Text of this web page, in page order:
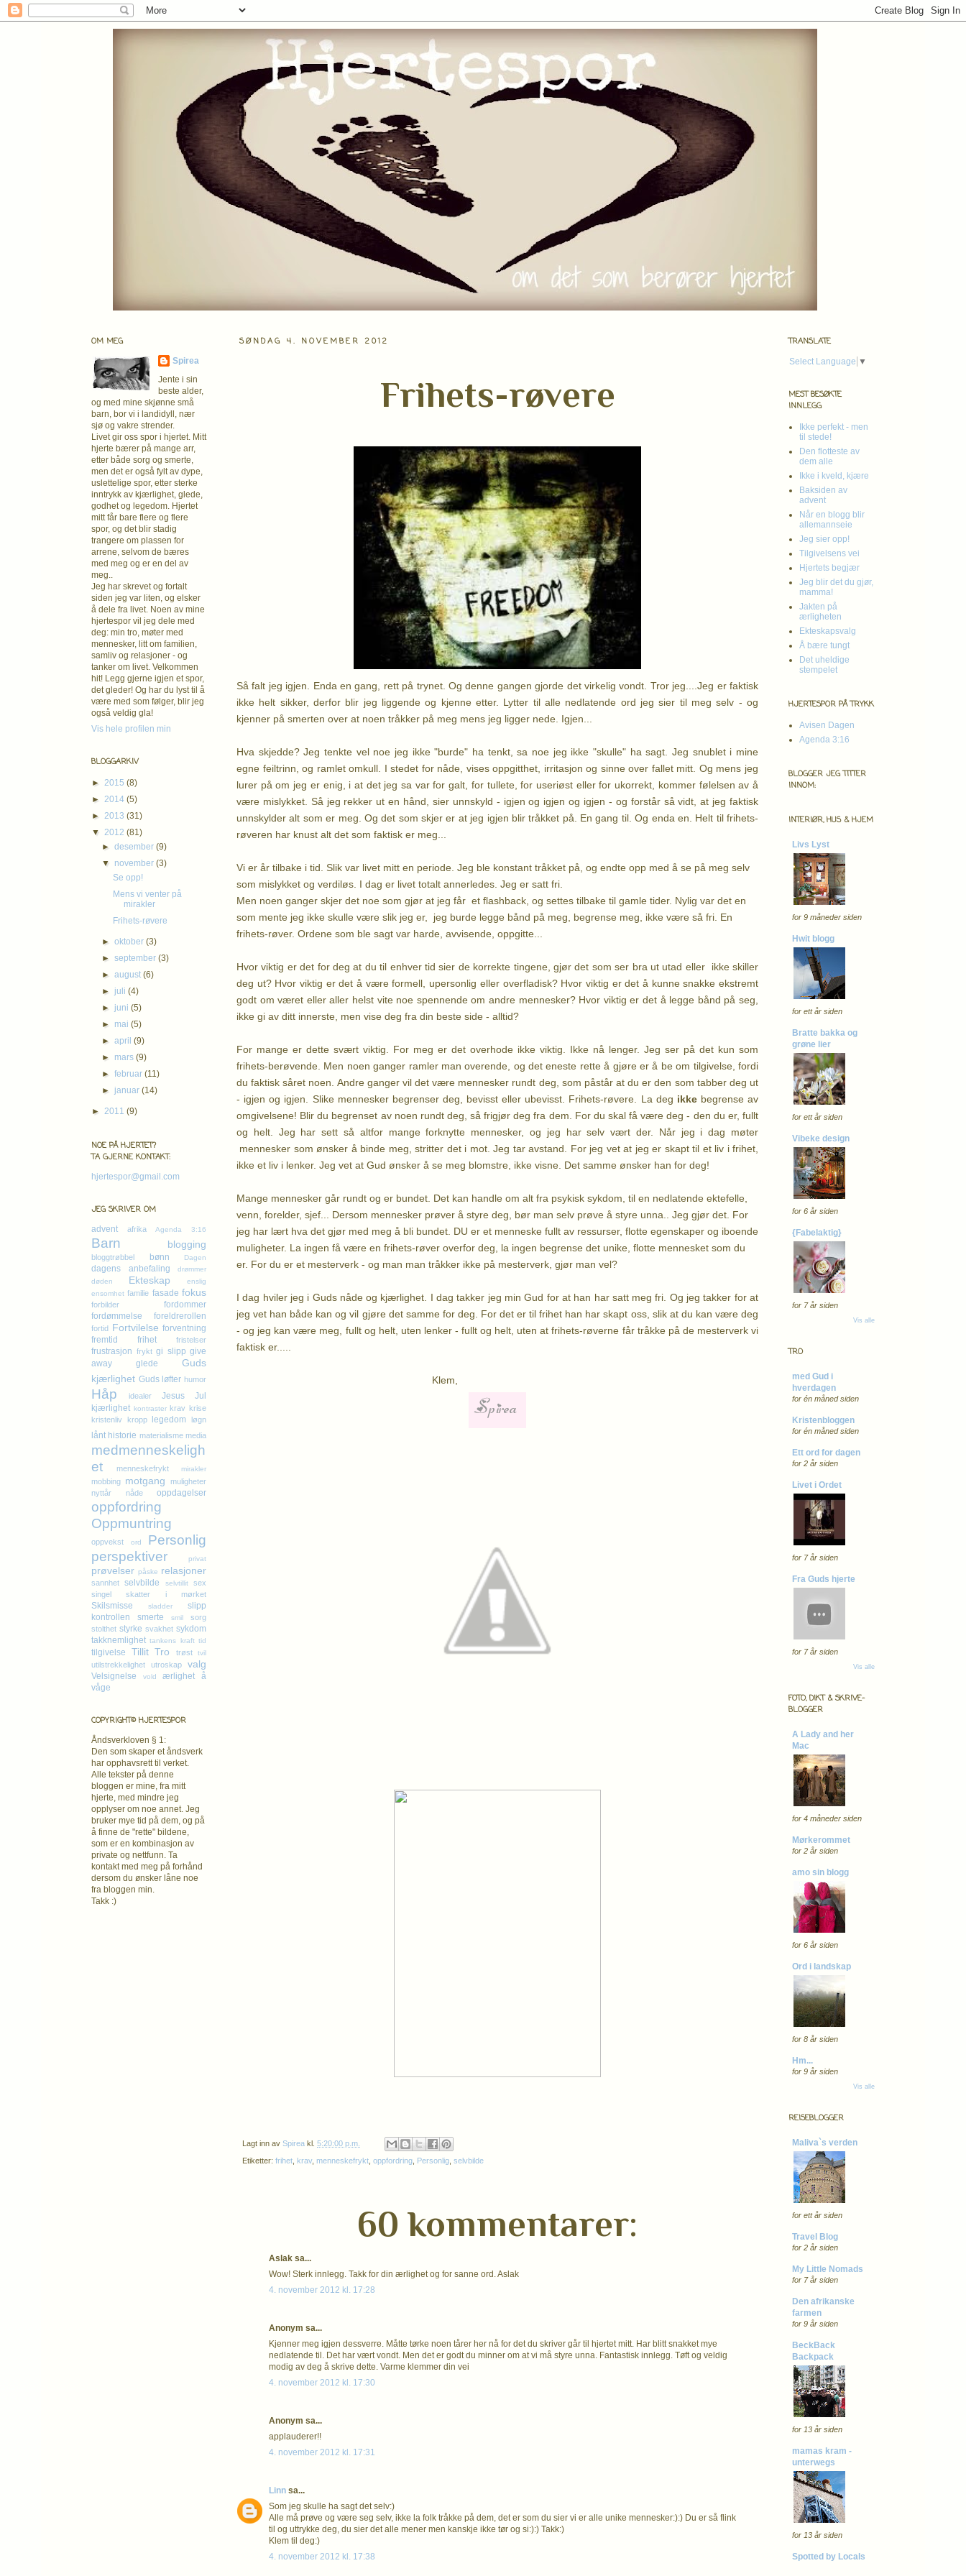
SØNDAG 4. NOVEMBER 2012
Frihets-røvere
Så falt jeg igjen. Enda en gang, rett på trynet. Og denne gangen gjorde det virkelig vondt. Tror jeg....Jeg er faktisk
ikke helt sikker, derfor blir jeg liggende og kjenne etter. Lytter til alle nedlatende ord jeg sier til meg selv - og
kjenner på smerten over at noen tråkker på meg mens jeg ligger nede. Igjen...
Hva skjedde? Jeg tenkte vel noe jeg ikke "burde" ha tenkt, sa noe jeg ikke "skulle" ha sagt. Jeg snublet i mine
egne feiltrinn, og ramlet omkull. I stedet for nåde, vises oppgitthet, irritasjon og sinne over fallet mitt. Og mens jeg
lurer på om jeg er enig, i at det jeg sa var for galt, for tullete, for useriøst eller for ukorrekt, kommer følelsen av å
være mislykket. Så jeg rekker ut en hånd, sier unnskyld - igjen og igjen og igjen - og forstår så vidt, at jeg faktisk
unnskylder alt som er meg. Og det som skjer er at jeg igjen blir tråkket på. En gang til. Og enda en. Helt til frihets-
røveren har knust alt det som faktisk er meg...
Vi er år tilbake i tid. Slik var livet mitt en periode. Jeg ble konstant tråkket på, og endte opp med å se på meg selv
som mislykket og verdiløs. I dag er livet totalt annerledes. Jeg er satt fri.
Men noen ganger skjer det noe som gjør at jeg får et flashback, og settes tilbake til gamle tider. Nylig var det en
som mente jeg ikke skulle være slik jeg er, jeg burde legge bånd på meg, begrense meg, ikke være så fri. En
frihets-røver. Ordene som ble sagt var harde, avvisende, oppgitte...
Hvor viktig er det for deg at du til enhver tid sier de korrekte tingene, gjør det som ser bra ut utad eller ikke skiller
deg ut? Hvor viktig er det å være formell, upersonlig eller overfladisk? Hvor viktig er det å kunne snakke ekstremt
godt om været eller aller helst vite noe spennende om andre mennesker? Hvor viktig er det å legge bånd på seg,
ikke gi av ditt innerste, men vise deg fra din beste side - alltid?
For mange er dette svært viktig. For meg er det overhode ikke viktig. Ikke nå lenger. Jeg ser på det kun som
frihets-berøvende. Men noen ganger ramler man overende, og det eneste rette å gjøre er å be om tilgivelse, fordi
du faktisk såret noen. Andre ganger vil det være mennesker rundt deg, som påstår at du er den som tabber deg ut
- igjen og igjen. Slike mennesker begrenser deg, bevisst eller ubevisst. Frihets-røvere. La deg ikkebegrense av
omgivelsene! Blir du begrenset av noen rundt deg, så frigjør deg fra dem. For du skal få være deg - den du er, fullt
og helt. Jeg har sett så altfor mange forknytte mennesker, og jeg har selv vært der. Når jeg i dag møter
mennesker som ønsker å binde meg, stritter det i mot. Jeg tar avstand. For jeg vet at jeg er skapt til et liv i frihet,
ikke et liv i lenker. Jeg vet at Gud ønsker å se meg blomstre, ikke visne. Det samme ønsker han for deg!
Mange mennesker går rundt og er bundet. Det kan handle om alt fra psykisk sykdom, til en nedlatende ektefelle,
venn, forelder, sjef... Dersom mennesker prøver å styre deg, bør man selv prøve å styre unna.. Jeg gjør det. For
jeg har lært hva det gjør med meg å bli bundet. DU er et menneske fullt av ressurser, flotte egenskaper og iboende
muligheter. La ingen få være en frihets-røver overfor deg, la ingen begrense det unike, flotte mennesket som du
er. For du er et mesterverk - og man man tråkker ikke på mesterverk, gjør man vel?
I dag hviler jeg i Guds nåde og kjærlighet. I dag takker jeg min Gud for at han har satt meg fri. Og jeg takker for at
jeg vet han både kan og vil gjøre det samme for deg. For det er til frihet han har skapt oss, slik at du kan være deg
- og jeg kan være meg, fullt og helt, uten lenker - fullt og helt, uten at frihets-røverne får tråkke på de mesterverk vi
faktisk er.....
Klem,
Lagt inn av Spirea kl. 5:20:00 p.m.
Etiketter: frihet krav, menneskefrykt oppfordring Personlig selvbilde
60 kommentarer:
Aslak sa...
Wow! Sterk innlegg. Takk for din ærlighet og for sanne ord. Aslak
4. november 2012 kl. 17:28
Anonym sa...
Kjenner meg igjen dessverre. Måtte tørke noen tårer her nå for det du skriver går til hjertet mitt. Har blitt snakket mye
nedlatende til. Det har vært vondt. Men det er godt du minner om at vi må styre unna. Fantastisk innlegg. Tøft og veldig
modig av deg å skrive dette. Varme klemmer din vei
4. november 2012 kl. 17:30
Anonym sa...
applauderer!!
4. november 2012 kl. 17:31
Linn sa...
Som jeg skulle ha sagt det selv:)
Alle må prøve og være seg selv, ikke la folk tråkke på dem, det er som du sier vi er alle unike mennesker:):) Du er så flink
til og uttrykke deg, du sier det alle mener men kanskje ikke tør og si:):) Takk:)
Klem til deg:)
4. november 2012 kl. 17:38
OM MEG
Spirea
Jente i sin
beste alder,
og med mine skjønne små
barn, bor vi i landidyll, nær
sjø og vakre strender.
Livet gir oss spor i hjertet. Mitt
hjerte bærer på mange arr,
etter både sorg og smerte,
men det er også fylt av dype,
uslettelige spor, etter sterke
inntrykk av kjærlighet, glede,
godhet og legedom. Hjertet
mitt får bare flere og flere
spor, og det blir stadig
trangere om plassen for
arrene, selvom de bæres
med meg og er en del av
meg..
Jeg har skrevet og fortalt
siden jeg var liten, og elsker
å dele fra livet. Noen av mine
hjertespor vil jeg dele med
deg: min tro, møter med
mennesker, litt om familien,
samliv og relasjoner - og
tanker om livet. Velkommen
hit! Legg gjerne igjen et spor,
det gleder! Og har du lyst til å
være med som følger, blir jeg
også veldig gla!
Vis hele profilen min
BLOGGARKIV
► 2015 (8)
► 2014 (5)
► 2013 (31)
▼ 2012 (81)
►desember(9)
▼ november(3)
Se opp!
Mens vi venter på
mirakler
Frihets-røvere
►oktober(3)
►september(3)
►august(6)
► juli(4)
► juni(5)
► mai(5)
►april(9)
► mars(9)
►februar(11)
► januar(14)
► 2011 (9)
NOE PÅ HJERTET?
TA GJERNE KONTAKT:
hjertespor@gmail.com
JEG SKRIVER OM
advent afrika Agenda 3:16
Barn blogging
bloggtrøbbel bønn Dagen
dagens anbefaling
drømmer
døden
Ekteskap
enslig
ensomhet familie fasade fokus
forbilder
fordommer
fordømmelse
foreldrerollen
fortid Fortvilelse forventning
fremtid
frihet fristelser
frustrasjon frykt gi slipp give
away
glede
Guds
kjærlighet Guds løfter humor
Håp idealer Jesus
Jul
kjærlighet kontraster krav krise
kristenliv kropp legedom løgn
lånt historie materialisme media
medmenneskeligh
et
menneskefrykt mirakler
mobbing motgang
muligheter
nyttår
nåde oppdagelser
oppfordring
Oppmuntring
oppvekst ord
Personlig
perspektiver
privat
prøvelser påske relasjoner
sannhet selvbilde selvtillit
sex
singel
skatter i mørket
Skilsmisse sladder
slipp
kontrollen
smerte smil
sorg
stolthet styrke svakhet sykdom
takknemlighet tankens kraft tid
tilgivelse Tillit Tro trøst tvil
utilstrekkelighet utroskap valg
Velsignelse vold ærlighet
å
våge
COPYRIGHT© HJERTESPOR
Åndsverkloven § 1:
Den som skaper et åndsverk
har opphavsretttil verket.
Alle tekster på denne
bloggen er mine, fra mitt
hjerte, med mindre jeg
opplyser om noe annet. Jeg
bruker mye tid på dem, og på
å finne de "rette" bildene,
som er en kombinasjon av
private og nettfunn. Ta
kontakt med meg på forhånd
dersom du ønsker låne noe
fra bloggen min.
Takk :)
TRANSLATE
Select Language ▼
MEST BESØKTE
INNLEGG
Ikke perfekt - men
til stede!
Den flotteste av
dem alle
Ikke i kveld, kjære
Baksiden av
advent
Når en blogg blir
allemannseie
Jeg sier opp!
Tilgivelsens vei
Hjertets begjær
Jeg blir det du gjør,
mamma!
Jakten på
ærligheten
Ekteskapsvalg
Å bære tungt
Det uheldige
stempelet
HJERTESPOR PÅ TRYKK
Avisen Dagen
Agenda 3:16
BLOGGER JEG TITTER
INNOM:
INTERIØR, HUS & HJEM
Livs Lyst
for 9 måneder siden
Hwit blogg
for ett år siden
Bratte bakka og
grøne lier
for ett år siden
Vibeke design
for 6 år siden
{Fabelaktig}
for 7 år siden
Vis alle
TRO
med Gud i
hverdagen
for én måned siden
Kristenbloggen
for én måned siden
Ett ord for dagen
for 2 år siden
Livet i Ordet
for 7 år siden
Fra Guds hjerte
for 7 år siden
Vis alle
FOTO, DIKT & SKRIVE-
BLOGGER
A Lady and her
Mac
for 4 måneder siden
Mørkerommet
for 2 år siden
amo sin blogg
for 6 år siden
Ord i landskap
for 8 år siden
Hm...
for 9 år siden
Vis alle
REISEBLOGGER
Maliva`s verden
for ett år siden
Travel Blog
for 2 år siden
My Little Nomads
for 7 år siden
Den afrikanske
farmen
for 9 år siden
BeckBack
Backpack
for 13 år siden
mamas kram -
unterwegs
for 13 år siden
Spotted by Locals